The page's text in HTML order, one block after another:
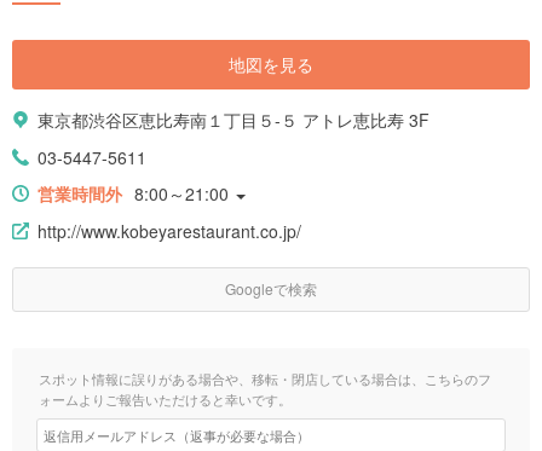
地図を見る
東京都渋谷区恵比寿南１丁目５-５ アトレ恵比寿 3F
03-5447-5611
営業時間外 8:00～21:00
http://www.kobeyarestaurant.co.jp/
Googleで検索
スポット情報に誤りがある場合や、移転・閉店している場合は、こちらのフ
ォームよりご報告いただけると幸いです。